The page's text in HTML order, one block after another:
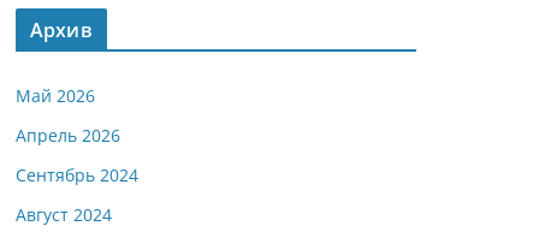
Архив
Май 2026
Апрель 2026
Сентябрь 2024
Август 2024